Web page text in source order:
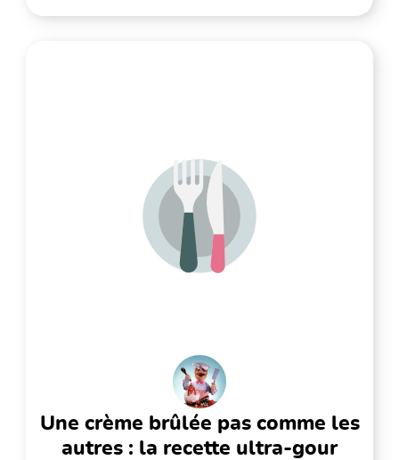
une crème brûlée pas comme les
autres : la recette ultra-gour